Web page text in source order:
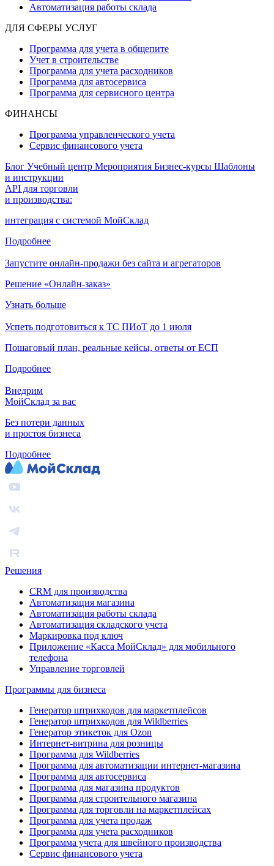
Автоматизация работы склада
ДЛЯ СФЕРЫ УСЛУГ
Программа для учета в общепите
Учет в строительстве
Программа для учета расходников
Программа для автосервиса
Программа для сервисного центра
ФИНАНСЫ
Программа управленческого учета
Сервис финансового учета
Блог Учебный центр Мероприятия Бизнес-курсы Шаблоны
и инструкции
API для торговли
и производства:
интеграция с системой МойСклад
Подробнее
Запустите онлайн-продажи без сайта и агрегаторов
Решение «Онлайн-заказ»
Узнать больше
Успеть подготовиться к ТС ПИоТ до 1 июля
Пошаговый план, реальные кейсы, ответы от ЕСП
Подробнее
Внедрим
МойСклад за вас
Без потери данных
и простоя бизнеса
Подробнее
Решения
CRM для производства
Автоматизация магазина
Автоматизация работы склада
Автоматизация складского учета
Маркировка под ключ
Приложение «Касса МойСклад» для мобильного
телефона
Управление торговлей
Программы для бизнеса
Генератор штрихкодов для маркетплейсов
Генератор штрихкодов для Wildberries
Генератор этикеток для Ozon
Интернет-витрина для розницы
Программа для Wildberries
Программа для автоматизации интернет-магазина
Программа для автосервиса
Программа для магазина продуктов
Программа для строительного магазина
Программа для торговли на маркетплейсах
Программа для учета продаж
Программа для учета расходников
Программа учета для швейного производства
Сервис финансового учета